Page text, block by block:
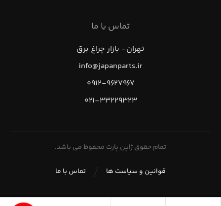
تماس با ما
تهران- بازار چراغ برق
info@japanparts.ir
۰۹۱۲-۹۶۲۷۹۶۷
۰۲۱-۳۳۲۲۹۳۲۳
تمام حقوق ژاپن پارت محفوظ می باشد.
تماس با ما قوانین و سیاست ها